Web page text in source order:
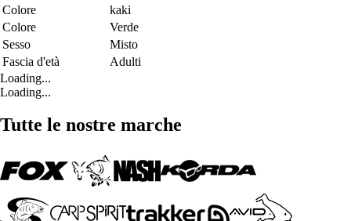
Colore
kaki
Colore
Verde
Sesso
Misto
Fascia d'età
Adulti
Loading...
Loading...
Tutte le nostre marche